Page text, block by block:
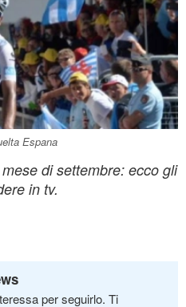
Espana
di settembre: ecco gli
in tv.
per seguirlo. Ti